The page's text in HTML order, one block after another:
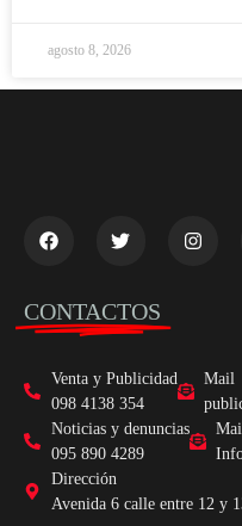
agosto 8, 2026
CONTACTOS
Venta y Publicidad
098 4138 354
Mail
Noticias y denuncias
095 890 4289
Dirección
Avenida 6 calle entre 12 y